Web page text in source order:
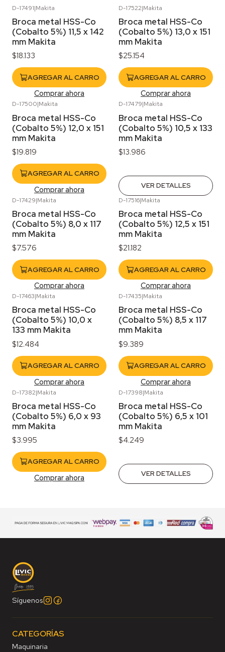
D-17491|Makita
Broca metal HSS-Co
(Cobalto 5%) 11,5 x 142
mm Makita
$18.133
AGREGAR AL CARRO
Comprar ahora
D-17522|Makita
Broca metal HSS-Co
(Cobalto 5%) 13,0 x 151
mm Makita
$25.154
AGREGAR AL CARRO
Comprar ahora
D-17500|Makita
Broca metal HSS-Co
(Cobalto 5%) 12,0 x 151
mm Makita
$19.819
AGREGAR AL CARRO
Comprar ahora
D-17479|Makita
Broca metal HSS-Co
(Cobalto 5%) 10,5 x 133
mm Makita
$13.986
VER DETALLES
D-17429|Makita
Broca metal HSS-Co
(Cobalto 5%) 8,0 x 117
mm Makita
$7.576
AGREGAR AL CARRO
Comprar ahora
D-17516|Makita
Broca metal HSS-Co
(Cobalto 5%) 12,5 x 151
mm Makita
$21.182
AGREGAR AL CARRO
Comprar ahora
D-17463|Makita
Broca metal HSS-Co
(Cobalto 5%) 10,0 x
133 mm Makita
$12.484
AGREGAR AL CARRO
Comprar ahora
D-17435|Makita
Broca metal HSS-Co
(Cobalto 5%) 8,5 x 117
mm Makita
$9.389
AGREGAR AL CARRO
Comprar ahora
D-17382|Makita
Broca metal HSS-Co
(Cobalto 5%) 6,0 x 93
mm Makita
$3.995
AGREGAR AL CARRO
Comprar ahora
D-17398|Makita
Broca metal HSS-Co
(Cobalto 5%) 6,5 x 101
mm Makita
$4.249
VER DETALLES
Síguenos
CATEGORÍAS
Maquinaria